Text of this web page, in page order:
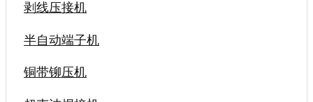
剥线压接机
半自动端子机
铜带铆压机